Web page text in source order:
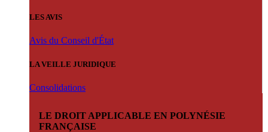
LES AVIS
Avis du Conseil d'État
LA VEILLE JURIDIQUE
Consolidations
LE DROIT APPLICABLE EN POLYNÉSIE
FRANÇAISE